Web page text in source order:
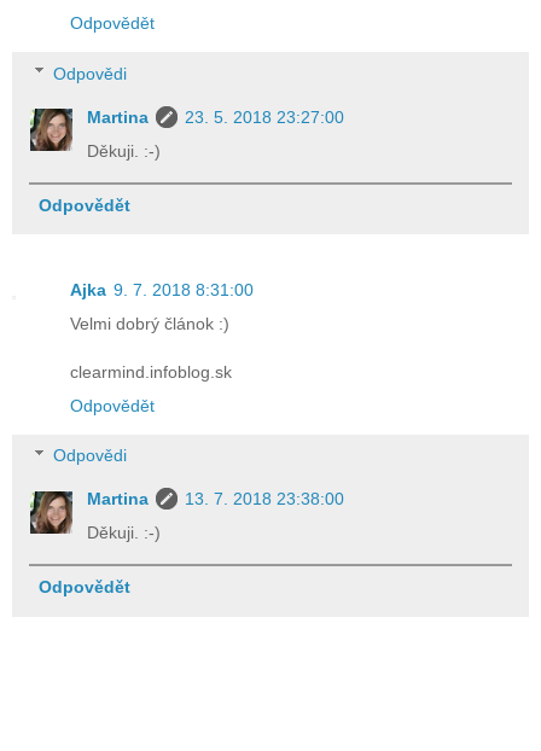
Odpovědět
Odpovědi
Martina
23. 5. 2018 23:27:00
Děkuji. :-)
Odpovědět
Ajka 9. 7. 2018 8:31:00
Velmi dobrý článok :)
clearmind.infoblog.sk
Odpovědět
Odpovědi
Martina
13. 7. 2018 23:38:00
Děkuji. :-)
Odpovědět